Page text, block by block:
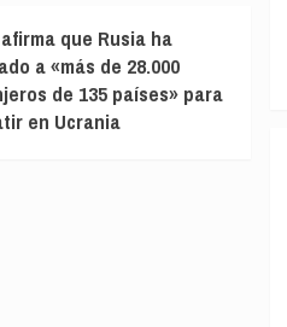
que Rusia ha
a «más de 28.000
de 135 países» para
en Ucrania